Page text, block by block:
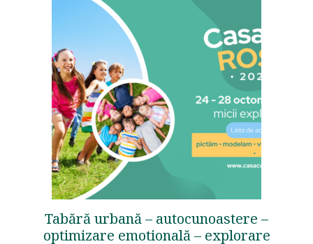
Tabără urbană – autocunoastere –
optimizare emotională – explorare